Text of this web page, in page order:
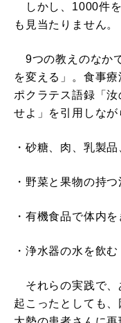
しかし、1000件
も見当たりません。
9つの教えのなか
を変える」。食事
ポクラテス語録「
せよ」を引用しなが
・砂糖、肉、乳製
・野菜と果物の持
・有機食品で体内
・浄水器の水を飲む
それらの実践で、
起こったとしても